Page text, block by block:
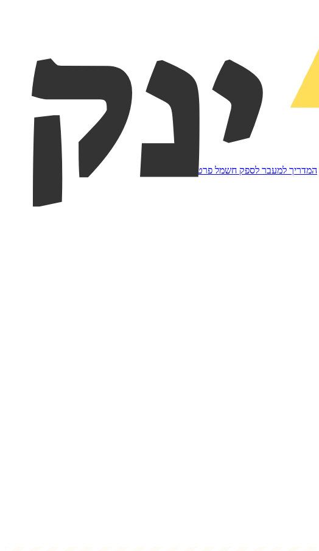
המדריך למעבר לספק חשמל פרטי